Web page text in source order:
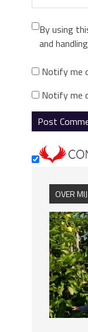
By using
and
Notify me
Notify me
OVER MIJ